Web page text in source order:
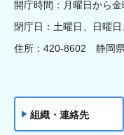
開庁時間：月曜日から
閉庁日：土曜日、日曜
住所：420-8602 静岡
組織・連絡先